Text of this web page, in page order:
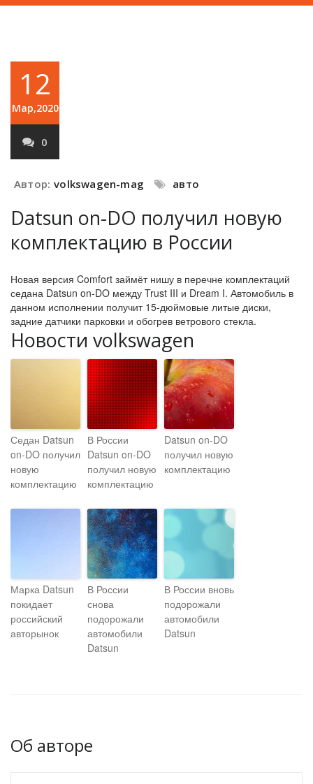
12
Мар,2020
0
Автор: volkswagen-mag авто
Datsun on-DO получил новую
комплектацию в России
Новая версия Comfort займёт нишу в перечне комплектаций
седана Datsun on-DO между Trust III и Dream I. Автомобиль в
данном исполнении получит 15-дюймовые литые диски,
задние датчики парковки и обогрев ветрового стекла.
Новости volkswagen
Седан Datsun
on-DO получил
новую
комплектацию
В России
Datsun on-DO
получил новую
комплектацию
Datsun on-DO
получил новую
комплектацию
Марка Datsun
покидает
российский
авторынок
В России
снова
подорожали
автомобили
Datsun
В России вновь
подорожали
автомобили
Datsun
Об авторе